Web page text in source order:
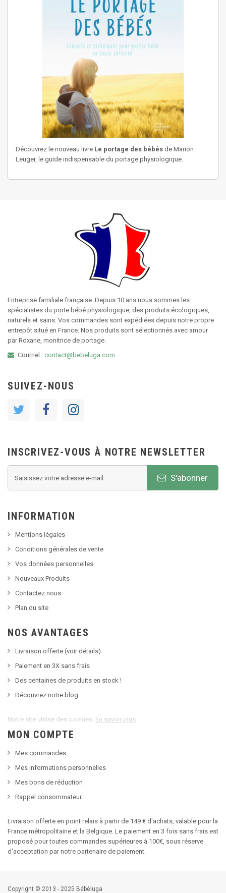
Découvrez le nouveau livre Le portage des bébés de Marion
Leuger, le guide indispensable du portage physiologique.
Entreprise familiale française. Depuis 10 ans nous sommes les
spécialistes du porte bébé physiologique, des produits écologiques,
naturels et sains. Vos commandes sont expédiées depuis notre propre
entrepôt situé en France. Nos produits sont sélectionnés avec amour
par Roxane, monitrice de portage.
Courriel : contact@bebeluga.com
SUIVEZ-NOUS
INSCRIVEZ-VOUS À NOTRE NEWSLETTER
S'abonner
INFORMATION
Mentions légales
Conditions générales de vente
Vos données personnelles
Nouveaux Produits
Contactez nous
Plan du site
NOS AVANTAGES
Livraison offerte (voir détails)
Paiement en 3X sans frais
Des centaines de produits en stock !
Découvrez notre blog
Notre site utilise des cookies. En savoir plus
MON COMPTE
Mes commandes
Mes informations personnelles
Mes bons de réduction
Rappel consommateur
Livraison offerte en point relais à partir de 149 € d'achats, valable pour la
France métropolitaine et la Belgique. Le paiement en 3 fois sans frais est
proposé pour toutes commandes supérieures à 100€, sous réserve
d'acceptation par notre partenaire de paiement.
Copyright © 2013 - 2025 Bébéluga